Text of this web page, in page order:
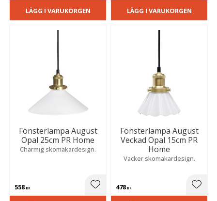
LÄGG I VARUKORGEN LÄGG I VARUKORGEN
Fönsterlampa August
Opal 25cm PR Home
Charmig skomakardesign.
558 KR Lägg till i favoriter
Fönsterlampa August
Veckad Opal 15cm PR
Home
Vacker skomakardesign.
478 KR